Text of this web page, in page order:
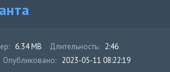
6.34 MB Длительность: 2:46
Опубликовано: 2023-05-11 08:22:19